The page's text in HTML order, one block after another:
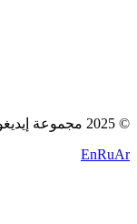
© 2025 مجموعة إيديغوف. جميع الحقوق محفوظة.
EnRuAr